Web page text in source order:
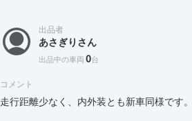
出品者
あさぎりさん
出品中の車両0台
コメント
走行距離少なく、内外装とも新車同様です。